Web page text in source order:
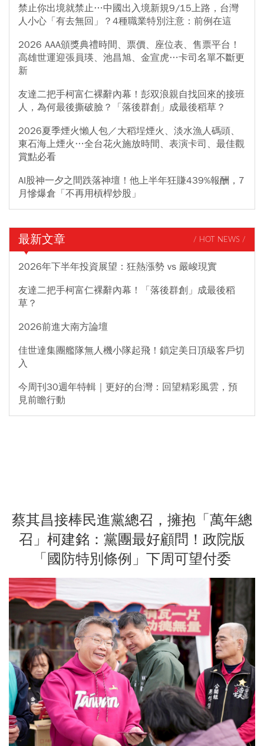
禁止你出境就禁止…中國出入境新規9/15上路，台灣
人小心「有去無回」？4種職業特別注意：前例在這
2026 AAA頒獎典禮時間、票價、座位表、售票平台！
高雄世運迎張員瑛、池昌旭、金宣虎…卡司名單不斷更
新
友達二把手柯富仁裸辭內幕！彭双浪親自找回來的接班
人，為何最後撕破臉？「落後群創」成最後稻草？
2026夏季煙火懶人包／大稻埕煙火、淡水漁人碼頭、
東石海上煙火…全台花火施放時間、表演卡司、最佳觀
賞點必看
AI股神一夕之間跌落神壇！他上半年狂賺439%報酬，7
月慘爆倉「不再用槓桿炒股」
最新文章 / HOT NEWS /
2026年下半年投資展望：狂熱漲勢 vs 嚴峻現實
友達二把手柯富仁裸辭內幕！「落後群創」成最後稻
草？
2026前進大南方論壇
佳世達集團艦隊無人機小隊起飛！鎖定美日頂級客戶切
入
今周刊30週年特輯｜更好的台灣：回望精彩風雲，預
見前瞻行動
蔡其昌接棒民進黨總召，擁抱「萬年總
召」柯建銘：黨團最好顧問！政院版
「國防特別條例」下周可望付委